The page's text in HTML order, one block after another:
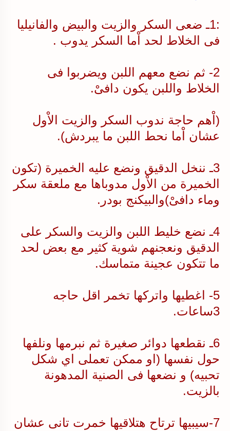
:1ـ ضعى السكر والزيت والبيض والفانيليا
فى الخلاط لحد اْما السكر يدوب .
2- ثم نضع معهم اللبن ويضربوا فى
الخلاط واللبن يكون دافىْ.
(اْهم حاجة ندوب السكر والزيت الاْول
عشان اْما نحط اللبن ما يبردش).
3ـ ننخل الدقيق ونضع عليه الخميرة (تكون
الخميرة من الاْول مدوباها مع ملعقة سكر
وماء دافىْ)والبيكنج بودر.
4ـ نضع خليط اللبن والزيت والسكر على
الدقيق ونعجنهم شوية كثير مع بعض لحد
ما تتكون عجينة متماسك.
5- اغطيها واتركها تخمر اقل حاجه
3ساعات.
6ـ نقطعها دوائر صغيرة ثم نبرمها ونلفها
حول نفسها (او ممكن تعملى اي شكل
تحبيه) و نضعها فى الصنية المدهونة
بالزيت.
7-سيبيها ترتاح هتلاقيها خمرت تانى عشان